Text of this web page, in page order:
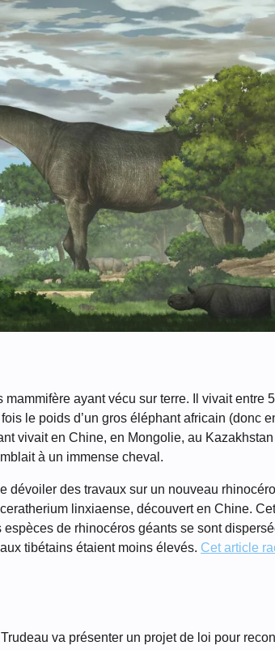
ayant vécu sur terre. Il vivait entre
le poids d’un gros éléphant africain (donc
vivait en Chine, en Mongolie, au
à un immense cheval.
dévoiler des travaux sur un nouveau
linxiaense, découvert en Chine.
de rhinocéros géants se sont
tibétains étaient moins élevés. Cet article
va présenter un projet de loi pour